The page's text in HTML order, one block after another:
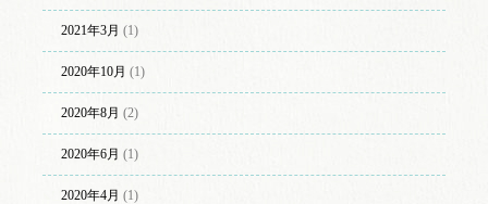
2021年3月 (1)
2020年10月 (1)
2020年8月 (2)
2020年6月 (1)
2020年4月 (1)